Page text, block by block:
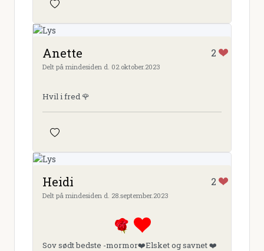
Anette 2
Delt på mindesiden d. 02.oktober.2023
Hvil i fred 🌹
Heidi 2
Delt på mindesiden d. 28.september.2023
Sov sødt bedste -mormor❤️Elsket og savnet ❤️